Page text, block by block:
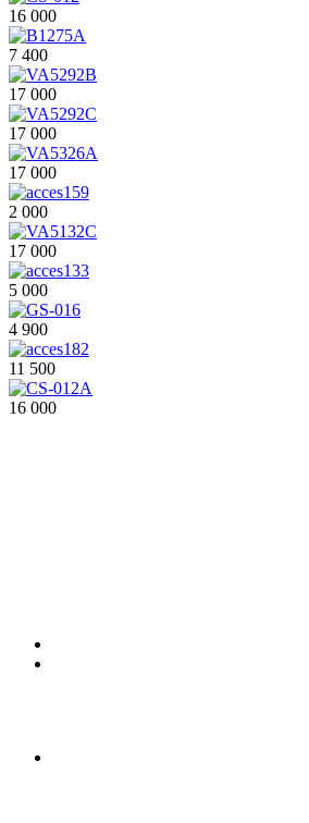
16 000
7 400
17 000
17 000
17 000
2 000
17 000
5 000
4 900
11 500
16 000